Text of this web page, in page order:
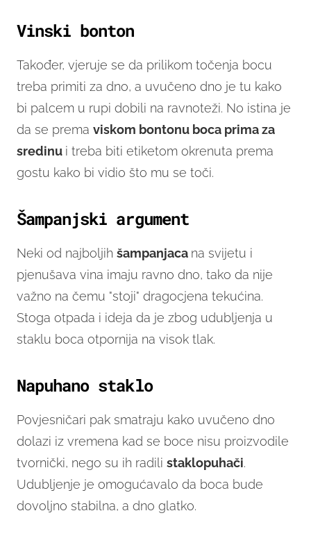
Vinski bonton
Također, vjeruje se da prilikom točenja bocu
treba primiti za dno, a uvučeno dno je tu kako
bi palcem u rupi dobili na ravnoteži. No istina je
da se prema viskom bontonu boca prima za
sredinu i treba biti etiketom okrenuta prema
gostu kako bi vidio što mu se toči.
Šampanjski argument
Neki od najboljih šampanjaca na svijetu i
pjenušava vina imaju ravno dno, tako da nije
važno na čemu "stoji" dragocjena tekućina.
Stoga otpada i ideja da je zbog udubljenja u
staklu boca otpornija na visok tlak.
Napuhano staklo
Povjesničari pak smatraju kako uvučeno dno
dolazi iz vremena kad se boce nisu proizvodile
tvornički, nego su ih radili staklopuhači.
Udubljenje je omogućavalo da boca bude
dovoljno stabilna, a dno glatko.